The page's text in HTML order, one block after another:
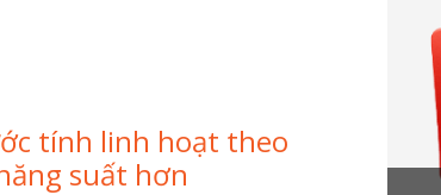
tính linh hoạt theo
suất hơn